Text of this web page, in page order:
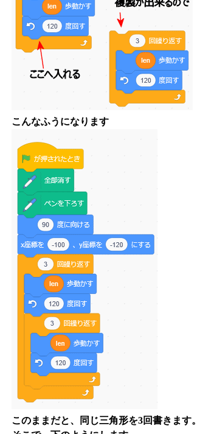
こんなふうになります
このままだと、同じ三角形を3回書きます。